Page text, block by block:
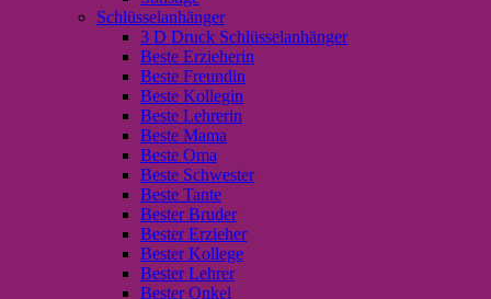
Schlüsselanhänger
3 D Druck Schlüsselanhänger
Beste Erzieherin
Beste Freundin
Beste Kollegin
Beste Lehrerin
Beste Mama
Beste Oma
Beste Schwester
Beste Tante
Bester Bruder
Bester Erzieher
Bester Kollege
Bester Lehrer
Bester Onkel